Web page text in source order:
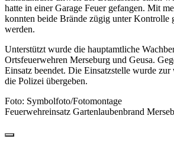
hatte in einer Garage Feuer gefangen. Mit
konnten beide Brände zügig unter Kontrolle
werden.
Unterstützt wurde die hauptamtliche
Ortsfeuerwehren Merseburg und Geusa.
Einsatz beendet. Die Einsatzstelle wurde
die Polizei übergeben.
Foto: Symbolfoto/Fotomontage
Feuerwehreinsatz Gartenlaubenbrand